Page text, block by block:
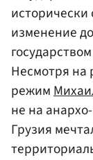
изменение
Несмотря на
режим
не на
Грузия